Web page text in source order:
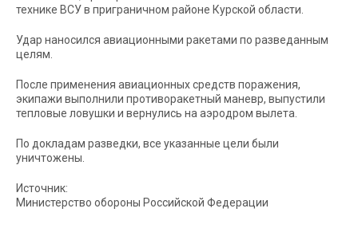
технике ВСУ в приграничном районе Курской области.
Удар наносился авиационными ракетами по разведанным
целям.
После применения авиационных средств поражения,
экипажи выполнили противоракетный маневр, выпустили
тепловые ловушки и вернулись на аэродром вылета.
По докладам разведки, все указанные цели были
уничтожены.
Источник:
Министерство обороны Российской Федерации